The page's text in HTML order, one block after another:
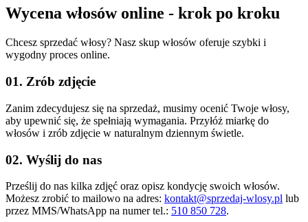
Wycena włosów online - krok po kroku
Chcesz sprzedać włosy? Nasz skup włosów oferuje szybki i
wygodny proces online.
01. Zrób zdjęcie
Zanim zdecydujesz się na sprzedaż, musimy ocenić Twoje włosy,
aby upewnić się, że spełniają wymagania. Przyłóż miarkę do
włosów i zrób zdjęcie w naturalnym dziennym świetle.
02. Wyślij do nas
Prześlij do nas kilka zdjęć oraz opisz kondycję swoich włosów.
Możesz zrobić to mailowo na adres: kontakt@sprzedaj-wlosy.pl lub
przez MMS/WhatsApp na numer tel.: 510 850 728.